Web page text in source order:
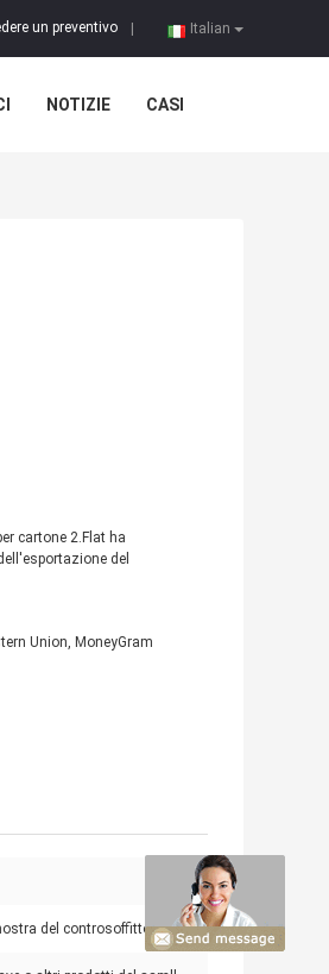
Italian
un preventivo
NOTIZIE CASI
cartone 2.Flat ha
del
Union, MoneyGram
del controsoffitto